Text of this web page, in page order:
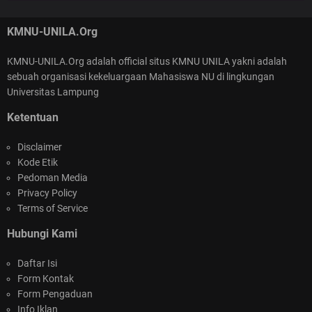
SELAMAT ATAS TEPILIHNYA KEPENGURUSAN
Berdampak di Bulan Suci Ramadan
KMNU-UNILA.Org
KMNU-UNILA.Org adalah official situs KMNU UNILA yakni adalah
sebuah organisasi kekeluargaan Mahasiswa NU di lingkungan
Universitas Lampung
Ketentuan
Disclaimer
Kode Etik
Pedoman Media
Privacy Policy
Terms of Service
Hubungi Kami
Daftar Isi
Form Kontak
Form Pengaduan
Info Iklan